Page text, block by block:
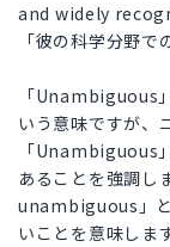
and widely
「彼の科学分野で
「Unambiguous
いう意味ですが、
「Unambiguous
あることを強調
unambiguous」と
いことを意味しま